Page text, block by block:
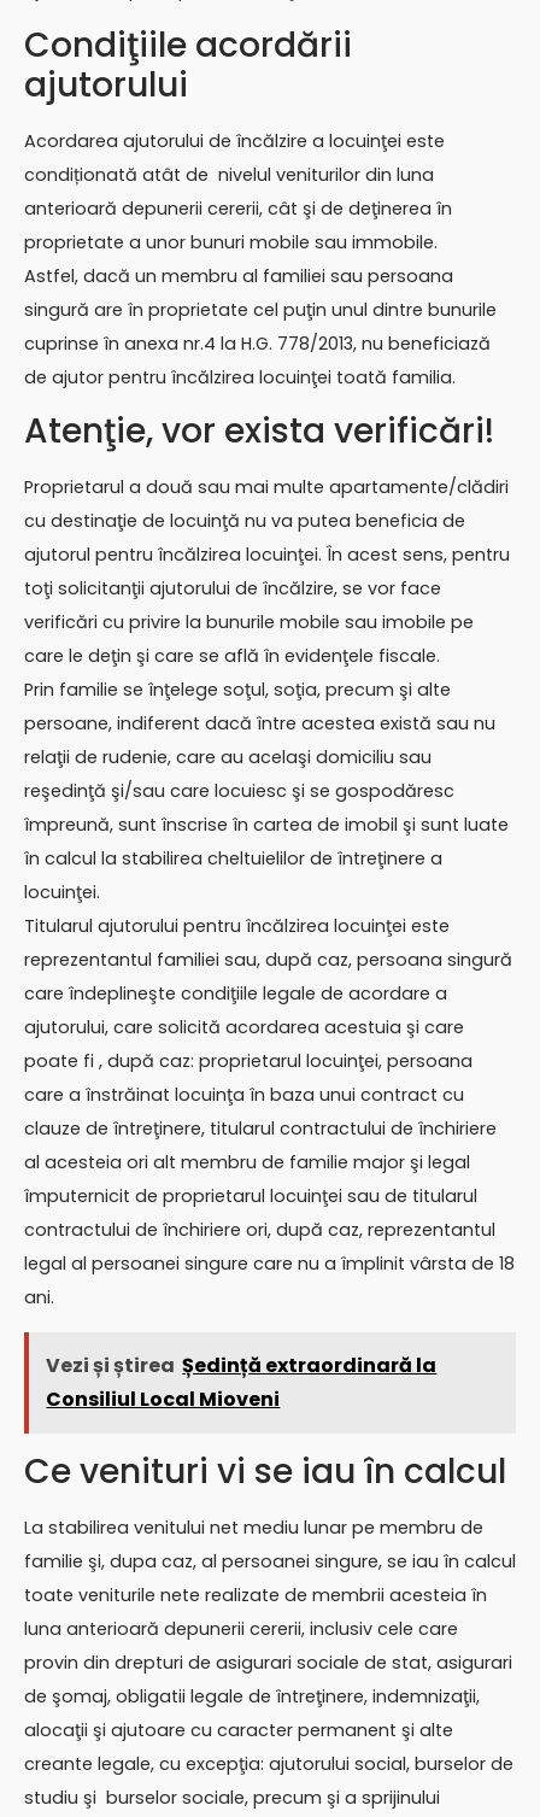
Condiţiile acordării
ajutorului
Acordarea ajutorului de încălzire a locuinţei este
condiționată atât de nivelul veniturilor din luna
anterioară depunerii cererii, cât şi de deţinerea în
proprietate a unor bunuri mobile sau immobile.
Astfel, dacă un membru al familiei sau persoana
singură are în proprietate cel puţin unul dintre bunurile
cuprinse în anexa nr.4 la H.G. 778/2013, nu beneficiază
de ajutor pentru încălzirea locuinţei toată familia.
Atenţie, vor exista verificări!
Proprietarul a două sau mai multe apartamente/clădiri
cu destinaţie de locuinţă nu va putea beneficia de
ajutorul pentru încălzirea locuinţei. În acest sens, pentru
toţi solicitanţii ajutorului de încălzire, se vor face
verificări cu privire la bunurile mobile sau imobile pe
care le deţin şi care se află în evidenţele fiscale.
Prin familie se înţelege soţul, soţia, precum şi alte
persoane, indiferent dacă între acestea există sau nu
relaţii de rudenie, care au acelaşi domiciliu sau
reşedinţă şi/sau care locuiesc şi se gospodăresc
împreună, sunt înscrise în cartea de imobil şi sunt luate
în calcul la stabilirea cheltuielilor de întreţinere a
locuinţei.
Titularul ajutorului pentru încălzirea locuinţei este
reprezentantul familiei sau, după caz, persoana singură
care îndeplineşte condiţiile legale de acordare a
ajutorului, care solicită acordarea acestuia şi care
poate fi , după caz: proprietarul locuinţei, persoana
care a înstrăinat locuinţa în baza unui contract cu
clauze de întreţinere, titularul contractului de închiriere
al acesteia ori alt membru de familie major şi legal
împuternicit de proprietarul locuinţei sau de titularul
contractului de închiriere ori, după caz, reprezentantul
legal al persoanei singure care nu a împlinit vârsta de 18
ani.
Vezi și știrea Ședință extraordinară la
Consiliul Local Mioveni
Ce venituri vi se iau în calcul
La stabilirea venitului net mediu lunar pe membru de
familie şi, dupa caz, al persoanei singure, se iau în calcul
toate veniturile nete realizate de membrii acesteia în
luna anterioară depunerii cererii, inclusiv cele care
provin din drepturi de asigurari sociale de stat, asigurari
de şomaj, obligatii legale de întreţinere, indemnizaţii,
alocaţii şi ajutoare cu caracter permanent şi alte
creante legale, cu excepţia: ajutorului social, burselor de
studiu şi burselor sociale, precum şi a sprijinului